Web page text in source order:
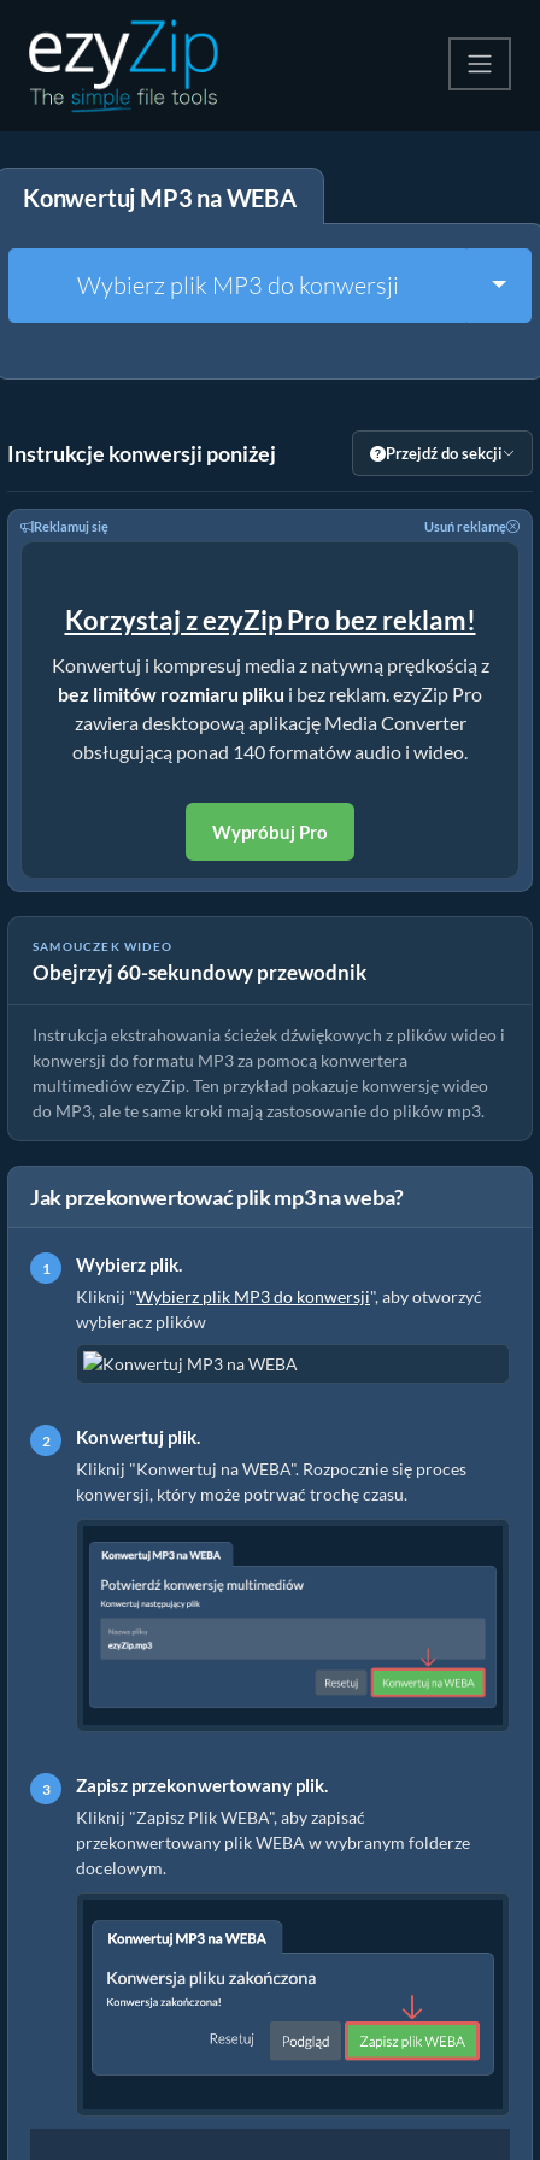
Rozpakuj
Inne narzędzia
Konwertuj MP3 na WEBA
Wybierz plik MP3 do konwersji
Instrukcje konwersji poniżej Przejdź do sekcji
Reklamuj się Usuń reklamę
Korzystaj z ezyZip Pro bez reklam!
Konwertuj i kompresuj media z natywną prędkością z
bez limitów rozmiaru pliku i bez reklam. ezyZip Pro
zawiera desktopową aplikację Media Converter
obsługującą ponad 140 formatów audio i wideo.
Wypróbuj Pro
SAMOUCZEK WIDEO
Obejrzyj 60-sekundowy przewodnik
Jak konwertować pliki mp3 online za darmo
Instrukcja ekstrahowania ścieżek dźwiękowych z plików wideo i
konwersji do formatu MP3 za pomocą konwertera
multimediów ezyZip. Ten przykład pokazuje konwersję wideo
do MP3, ale te same kroki mają zastosowanie do plików mp3.
Jak przekonwertować plik mp3 na weba?
Wybierz plik.
Kliknij "Wybierz plik MP3 do konwersji", aby otworzyć
wybieracz plików
Konwertuj plik.
Kliknij "Konwertuj na WEBA". Rozpocznie się proces
konwersji, który może potrwać trochę czasu.
Zapisz przekonwertowany plik.
Kliknij "Zapisz Plik WEBA", aby zapisać
przekonwertowany plik WEBA w wybranym folderze
docelowym.